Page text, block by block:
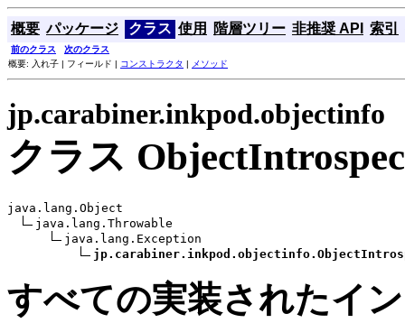
概要 パッケージ クラス 使用 階層ツリー 非推奨 API 索引
前のクラス
次のクラス
概要: 入れ子 | フィールド | コンストラクタ | メソッド
jp.carabiner.inkpod.objectinfo
クラス
java.lang.Object
java.lang.Throwable
java.lang.Exception
すべての実装されたイ